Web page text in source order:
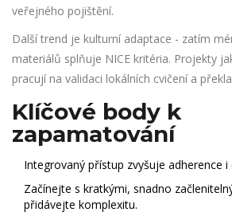
veřejného pojištění.
Další trend je kulturní adaptace - zatím
materiálů splňuje NICE kritéria. Projekty
pracují na validaci lokálních cvičení a
Klíčové body k
zapamatování
Integrovaný přístup zvyšuje adherence
Začínejte s kratkými, snadno
přidávejte komplexitu.